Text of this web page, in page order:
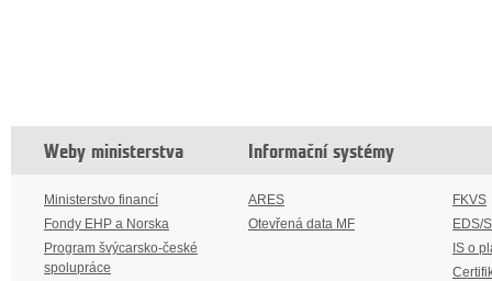
Weby ministerstva
Ministerstvo financí
Fondy EHP a Norska
Program švýcarsko-české
spolupráce
Informační systémy
ARES
Otevřená data MF
FKVS
EDS/
IS o